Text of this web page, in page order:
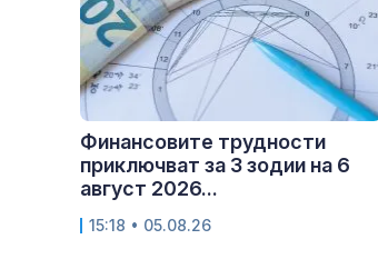
Финансовите трудности
приключват за 3 зодии на 6
август 2026...
15:18 • 05.08.26